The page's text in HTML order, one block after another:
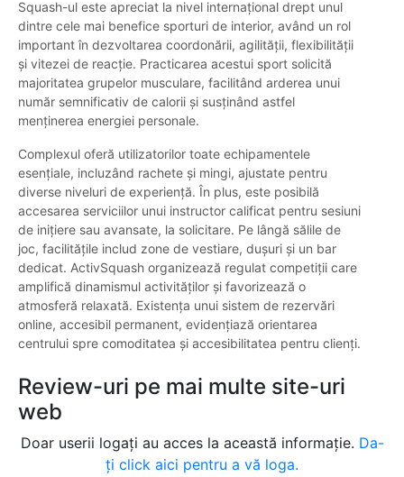
Squash-ul este apreciat la nivel internațional drept unul
dintre cele mai benefice sporturi de interior, având un rol
important în dezvoltarea coordonării, agilității, flexibilității
și vitezei de reacție. Practicarea acestui sport solicită
majoritatea grupelor musculare, facilitând arderea unui
număr semnificativ de calorii și susținând astfel
menținerea energiei personale.
Complexul oferă utilizatorilor toate echipamentele
esențiale, incluzând rachete și mingi, ajustate pentru
diverse niveluri de experiență. În plus, este posibilă
accesarea serviciilor unui instructor calificat pentru sesiuni
de inițiere sau avansate, la solicitare. Pe lângă sălile de
joc, facilitățile includ zone de vestiare, dușuri și un bar
dedicat. ActivSquash organizează regulat competiții care
amplifică dinamismul activităților și favorizează o
atmosferă relaxată. Existența unui sistem de rezervări
online, accesibil permanent, evidențiază orientarea
centrului spre comoditatea și accesibilitatea pentru clienți.
Review-uri pe mai multe site-uri
web
Doar userii logați au acces la această informație. Da-
ți click aici pentru a vă loga.